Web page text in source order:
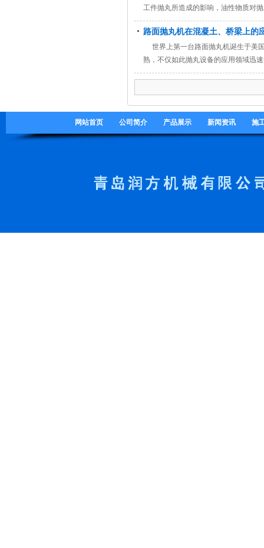
工件抛丸所造成的影响，油性物质对
路面抛丸机在混凝土、桥梁上的
世界上第一台路面抛丸机诞生于美
熟，不仅如此抛丸设备的应用领域迅
网站首页 公司简介 产品展示 新闻资讯 施